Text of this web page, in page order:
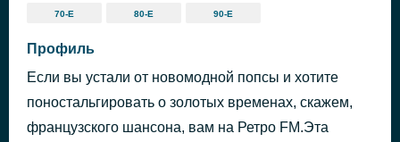
70-Е 80-Е 90-Е
Профиль
Если вы устали от новомодной попсы и хотите
поностальгировать о золотых временах, скажем,
французского шансона, вам на Ретро FM.Эта